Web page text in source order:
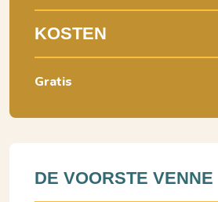
KOSTEN
Gratis
DE VOORSTE VENNE